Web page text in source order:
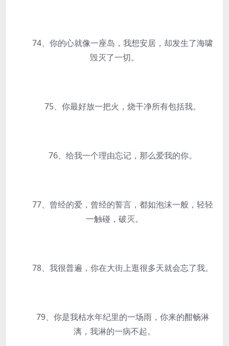
74、你的心就像一座岛，我想安居，却发生了海啸
毁灭了一切。
75、你最好放一把火，烧干净所有包括我。
76、给我一个理由忘记，那么爱我的你。
77、曾经的爱，曾经的誓言，都如泡沫一般，轻轻
一触碰，破灭。
78、我很普遍，你在大街上逛很多天就会忘了我。
79、你是我枯水年纪里的一场雨，你来的酣畅淋
漓，我淋的一病不起。